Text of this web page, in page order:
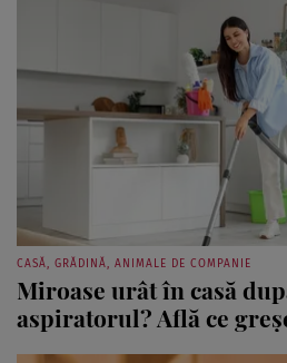
Miroase urât în casă
aspiratorul? Află ce